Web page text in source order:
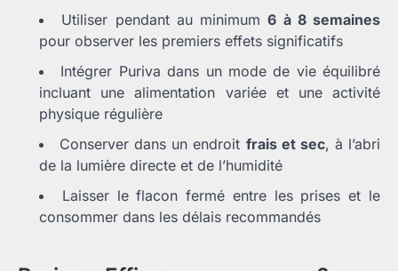
Utiliser pendant au minimum6 à 8 semaines
pour observer les premiers effets significatifs
Intégrer Puriva dans un mode de vie équilibré
incluant une alimentation variée et une activité
physique régulière
Conserver dans un endroit frais et sec, à l’abri
de la lumière directe et de l’humidité
Laisser le flacon fermé entre les prises et le
consommer dans les délais recommandés